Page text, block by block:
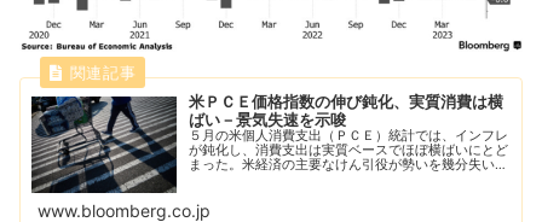
米ＰＣＥ価格指数の伸び鈍化、実質消費は横
ばい－景気失速を示唆
５月の米個人消費支出（ＰＣＥ）統計では、インフレ
が鈍化し、消費支出は実質ベースでほぼ横ばいにとど
まった。米経済の主要なけん引役が勢いを幾分失い始
www.bloomberg.co.jp